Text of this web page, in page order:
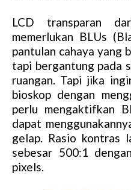
LCD transparan
memerlukan BLUs
pantulan cahaya yang
tapi bergantung pada
ruangan. Tapi jika
bioskop dengan
perlu mengaktifkan
dapat
gelap. Rasio kontras
sebesar 500:1
pixels.